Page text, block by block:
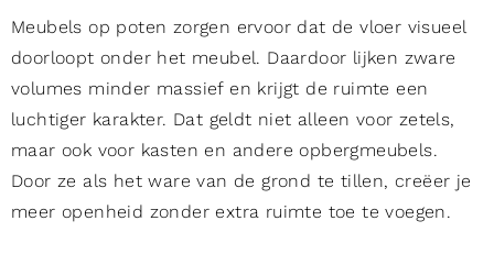
Meubels op poten zorgen ervoor dat de vloer visueel
doorloopt onder het meubel. Daardoor lijken zware
volumes minder massief en krijgt de ruimte een
luchtiger karakter. Dat geldt niet alleen voor zetels,
maar ook voor kasten en andere opbergmeubels.
Door ze als het ware van de grond te tillen, creëer je
meer openheid zonder extra ruimte toe te voegen.